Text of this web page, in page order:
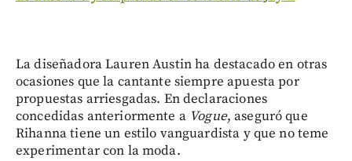
La diseñadora Lauren Austin ha destacado en otras
ocasiones que la cantante siempre apuesta por
propuestas arriesgadas. En declaraciones
concedidas anteriormente a Vogue, aseguró que
Rihanna tiene un estilo vanguardista y que no teme
experimentar con la moda.